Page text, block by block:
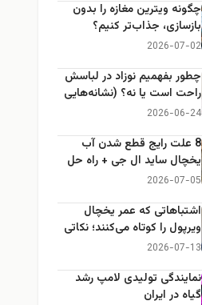
چگونه ویترین مغازه را بدون
بازسازی، جذاب‌تر کنیم؟
2026-07-02
چطور بفهمیم نوزاد در لباسش
راحت است یا نه؟ (نشانه‌هایی
که هر مادر باید بداند)
2026-06-24
8 علت رایج قطع شدن آب
یخچال ساید ال جی + راه حل
2026-07-05
اشتباهاتی که عمر یخچال
ویرپول را کوتاه می‌کنند؛ نکاتی
که باید بدانید
2026-07-13
نمایندگی تولیدی لامپ رشد
گیاه در ایران